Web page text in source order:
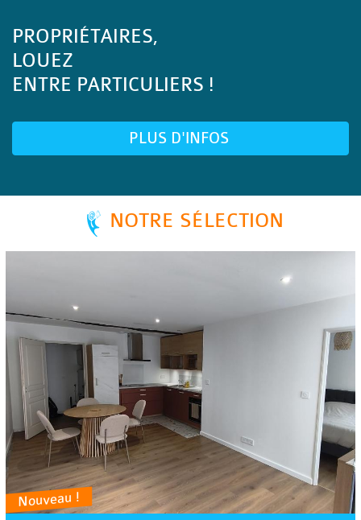
PROPRIÉTAIRES,
LOUEZ
ENTRE PARTICULIERS !
PLUS D'INFOS
NOTRE SÉLECTION
Nouveau !